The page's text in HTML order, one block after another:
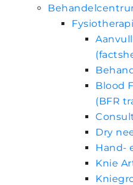
Blood
(BFR
Dry
Hand-
Knie